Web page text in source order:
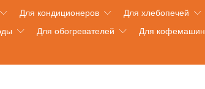
Для кондиционеров Для хлебопечей
Для обогревателей Для кофемашин